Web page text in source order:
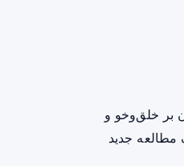
بر خلق‌وخو و
مطالعه جدید